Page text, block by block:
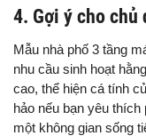
4. Gợi ý cho chủ
Mẫu nhà phố 3 tầng
nhu cầu sinh hoạt
cao, thể hiện cá tính
hảo nếu bạn yêu
một không gian sống